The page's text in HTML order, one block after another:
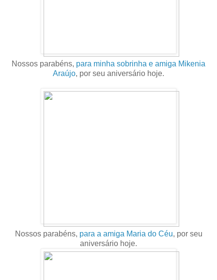
Nossos parabéns, para minha sobrinha e amiga Mikenia
Araújo, por seu aniversário hoje.
Nossos parabéns, para a amiga Maria do Céu, por seu
aniversário hoje.